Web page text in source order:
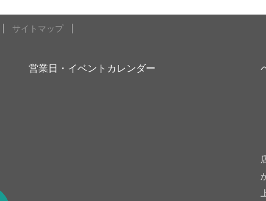
サイトマップ
営業日・イベントカレンダー